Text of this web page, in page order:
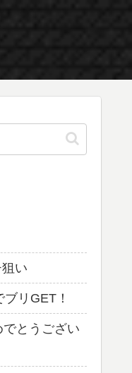
い
リGET！
とうござい